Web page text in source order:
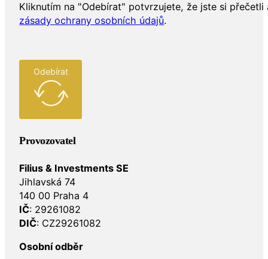
Kliknutím na "Odebírat" potvrzujete, že jste si přečetli
zásady ochrany osobních údajů.
Odebírat
Provozovatel
Filius & Investments SE
Jihlavská 74
140 00 Praha 4
IČ: 29261082
DIČ: CZ29261082
Osobní odběr